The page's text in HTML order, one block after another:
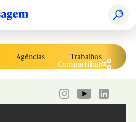
Agências Trabalhos
Compartilhar